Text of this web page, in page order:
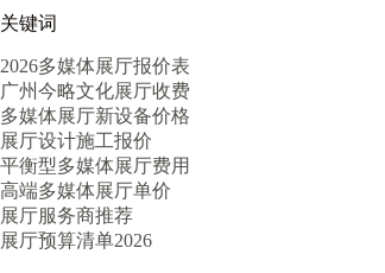
关键词
2026多媒体展厅报价表
广州今略文化展厅收费
多媒体展厅新设备价格
展厅设计施工报价
平衡型多媒体展厅费用
高端多媒体展厅单价
展厅服务商推荐
展厅预算清单2026